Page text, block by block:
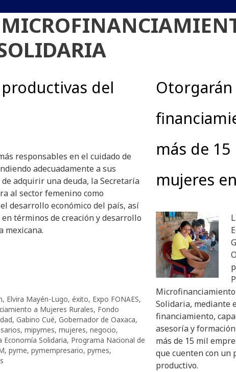
del
responsables en el cuidado de
adecuadamente a sus
adquirir una deuda, la Secretaría
al sector femenino como
desarrollo económico del país, así
términos de creación y desarrollo
mexicana.
, Elvira Mayén-Lugo, éxito, Expo FONAES,
a Mujeres Rurales, Fondo
, Gabino Cué, Gobernador de Oaxaca,
, mipymes, mujeres, negocio,
Solidaria, Programa Nacional de
, pyme, pymempresario, pymes,
Otorgarán
más de 15
mujeres
Solidaria, mediante
financiamiento,
asesoría y
más de 15 mil
que cuenten con un
productivo.